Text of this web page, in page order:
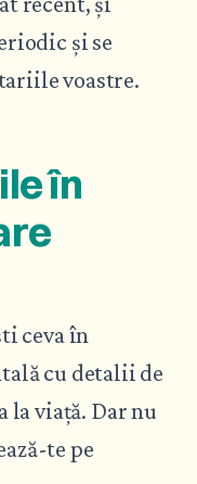
și se
voastre.
în
ceva în
cu detalii de
la viață. Dar nu
te pe